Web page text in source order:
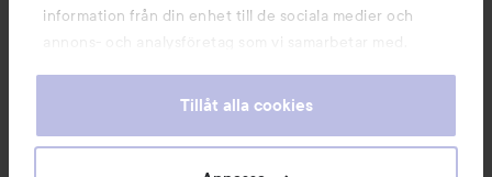
information från din enhet till de sociala medier och
annons- och analysföretag som vi samarbetar med.
information som du har tillhandahållit eller som de har
våra cookies vid fortsatt användande av vår webbplats.
Tillåt alla cookies